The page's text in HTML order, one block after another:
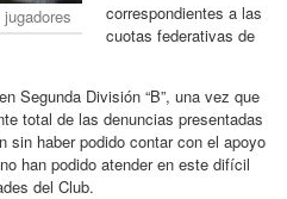
correspondientes a las
cuotas federativas de
Segunda División “B”, una vez que
total de las denuncias presentadas
sin haber podido contar con el apoyo
han podido atender en este difícil
del Club.